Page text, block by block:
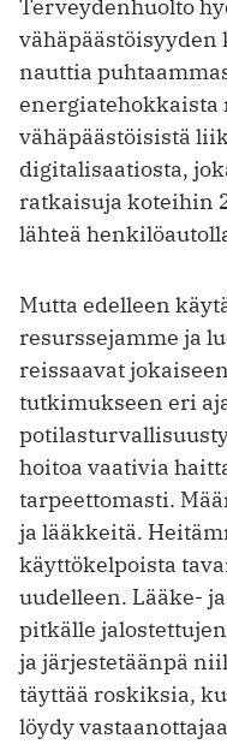
Terveydenhuolto
nauttia
energiatehokkaista
vähäpäästöisistä
digitalisaatiosta,
ratkaisuja koteihin
lähteä
Mutta edelleen
resurssejamme ja
reissaavat
tutkimukseen eri
hoitoa vaativia
tarpeettomasti.
ja lääkkeitä.
käyttökelpoista
uudelleen. Lääke-
pitkälle
ja järjestetäänpä
täyttää roskiksia,
löydy